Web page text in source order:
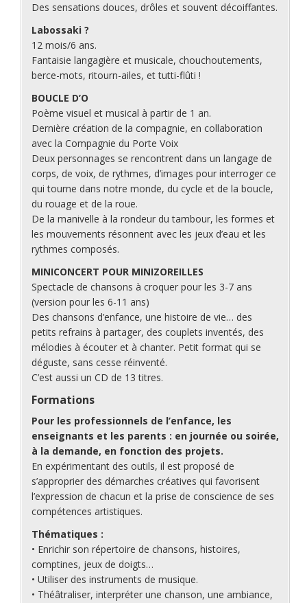
Des sensations douces, drôles et souvent décoiffantes.
Labossaki ?
12 mois/6 ans.
Fantaisie langagière et musicale, chouchoutements,
berce-mots, ritourn-ailes, et tutti-flûti !
BOUCLE D’O
Poème visuel et musical à partir de 1 an.
Dernière création de la compagnie, en collaboration
avec la Compagnie du Porte Voix
Deux personnages se rencontrent dans un langage de
corps, de voix, de rythmes, d’images pour interroger ce
qui tourne dans notre monde, du cycle et de la boucle,
du rouage et de la roue.
De la manivelle à la rondeur du tambour, les formes et
les mouvements résonnent avec les jeux d’eau et les
rythmes composés.
MINICONCERT POUR MINIZOREILLES
Spectacle de chansons à croquer pour les 3-7 ans
(version pour les 6-11 ans)
Des chansons d’enfance, une histoire de vie… des
petits refrains à partager, des couplets inventés, des
mélodies à écouter et à chanter. Petit format qui se
déguste, sans cesse réinventé.
C’est aussi un CD de 13 titres.
Formations
Pour les professionnels de l’enfance, les
enseignants et les parents : en journée ou soirée,
à la demande, en fonction des projets.
En expérimentant des outils, il est proposé de
s’approprier des démarches créatives qui favorisent
l’expression de chacun et la prise de conscience de ses
compétences artistiques.
Thématiques :
• Enrichir son répertoire de chansons, histoires,
comptines, jeux de doigts…
• Utiliser des instruments de musique.
• Théâtraliser, interpréter une chanson, une ambiance,